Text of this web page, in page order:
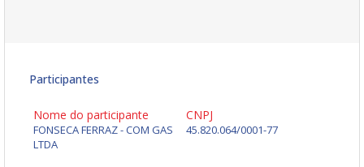
Participantes
Nome do participante
FONSECA FERRAZ - COM GAS
LTDA
CNPJ
45.820.064/0001-77